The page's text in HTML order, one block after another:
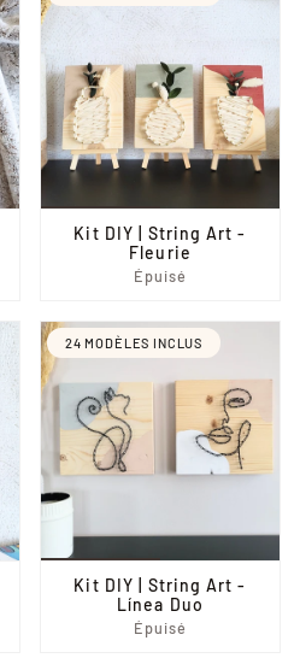
Kit DIY | String Art -
Fleurie
Épuisé
24 MODÈLES INCLUS
Kit DIY | String Art -
Línea Duo
Épuisé